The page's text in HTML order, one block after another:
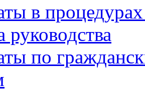
в
руководства
по